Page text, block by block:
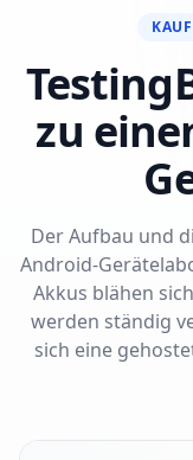
zu
Der Aufbau und
Android-
Akkus blähen
werden ständig
sich eine